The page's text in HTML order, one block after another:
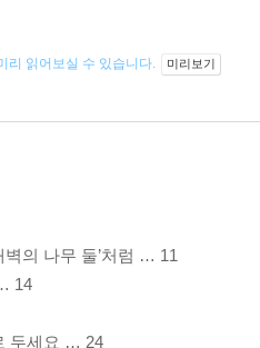
리 읽어보실 수 있습니다. 미리보기
벽의 나무 둘’처럼 … 11
14
두세요 … 24